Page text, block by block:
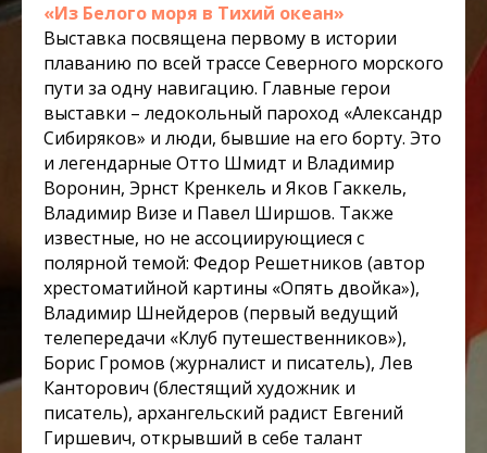
«Из Белого моря в Тихий океан»
Выставка посвящена первому в истории
плаванию по всей трассе Северного морского
пути за одну навигацию. Главные герои
выставки – ледокольный пароход «Александр
Сибиряков» и люди, бывшие на его борту. Это
и легендарные Отто Шмидт и Владимир
Воронин, Эрнст Кренкель и Яков Гаккель,
Владимир Визе и Павел Ширшов. Также
известные, но не ассоциирующиеся с
полярной темой: Федор Решетников (автор
хрестоматийной картины «Опять двойка»),
Владимир Шнейдеров (первый ведущий
телепередачи «Клуб путешественников»),
Борис Громов (журналист и писатель), Лев
Канторович (блестящий художник и
писатель), архангельский радист Евгений
Гиршевич, открывший в себе талант